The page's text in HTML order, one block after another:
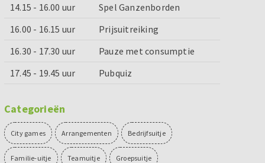
14.15 - 16.00 uur
Spel Ganzenborden
16.00 - 16.15 uur
Prijsuitreiking
16.30 - 17.30 uur
Pauze met consumptie
17.45 - 19.45 uur
Pubquiz
Categorieën
City games Arrangementen Bedrijfsuitje
Familie-uitje Teamuitje Groepsuitje